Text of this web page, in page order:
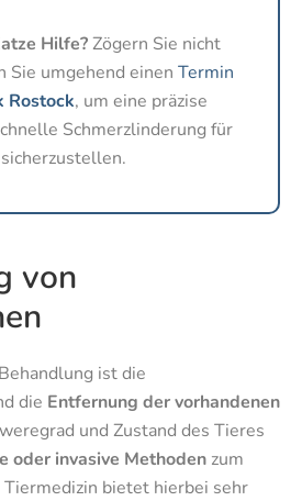
Hilfe?Zögern Sie nicht
Sie umgehend einen Termin
Rostock, um eine präzise
Schmerzlinderung für
von
ist die
die Entfernung der vorhandenen
und Zustand des Tieres
oder invasive Methoden zum
Tiermedizin bietet hierbei sehr